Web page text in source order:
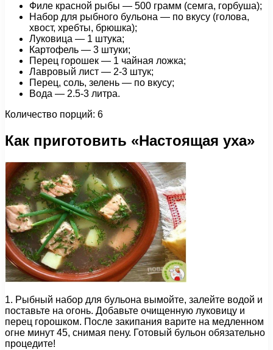
Филе красной рыбы — 500 грамм (семга, горбуша);
Набор для рыбного бульона — по вкусу (голова,
хвост, хребты, брюшка);
Луковица — 1 штука;
Картофель — 3 штуки;
Перец горошек — 1 чайная ложка;
Лавровый лист — 2-3 штук;
Перец, соль, зелень — по вкусу;
Вода — 2.5-3 литра.
Количество порций: 6
Как приготовить «Настоящая уха»
1. Рыбный набор для бульона вымойте, залейте водой и
поставьте на огонь. Добавьте очищенную луковицу и
перец горошком. После закипания варите на медленном
огне минут 45, снимая пену. Готовый бульон обязательно
процедите!